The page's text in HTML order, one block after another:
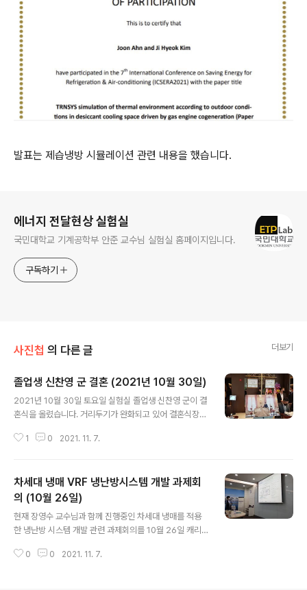
발표는 제습냉방 시뮬레이션 관련 내용을 했습니다.
에너지 전달현상 실험실
국민대학교 기계공학부 안준 교수님 실험실 홈페이지입니다.
구독하기
사진첩 의 다른 글 더보기
졸업생 신찬영 군 결혼 (2021년 10월 30일)
2021년 10월 30일 토요일 실험실 졸업생 신찬영 군이 결
혼식을 올렸습니다. 거리두기가 완화되고 있어 결혼식장
았습니다. 오랜만에 졸업생들도 만나서 반가웠습니다. 신
1 0 2021. 11. 7.
차세대 냉매 VRF 냉난방시스템 개발 과제회
의 (10월 26일)
현재 장영수 교수님과 함께 진행중인 차세대 냉매를 적용
한 냉난방 시스템 개발 관련 과제회의를 10월 26일 캐리
장면을 사진에 담았고 이어서 제가 발표를 했습니다.
0 0 2021. 11. 7.